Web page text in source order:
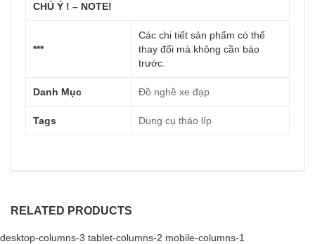
CHÚ Ý ! – NOTE!
***
Các chi tiết sản phẩm có thể
thay đổi mà không cần báo
trước
Danh Mục Đồ nghề xe đạp
Tags Dụng cụ tháo líp
RELATED PRODUCTS
desktop-columns-3 tablet-columns-2 mobile-columns-1